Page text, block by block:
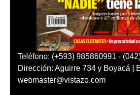
Teléfono: (+593) 985860991 -
Dirección: Aguirre 734 y Boyacá |
webmaster@vistazo.com